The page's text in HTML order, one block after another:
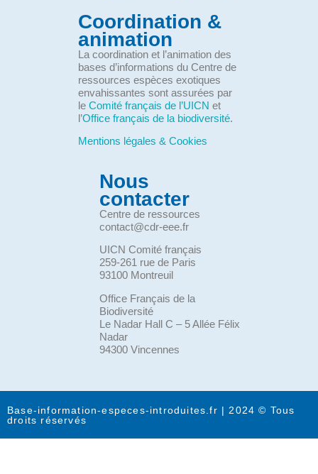
Coordination &
animation
La coordination et l’animation des
bases d’informations du Centre de
ressources espèces exotiques
envahissantes sont assurées par
le Comité français de l’UICN et
l’Office français de la biodiversité.
Mentions légales & Cookies
Nous
contacter
Centre de ressources
contact@cdr-eee.fr
UICN Comité français
259-261 rue de Paris
93100 Montreuil
Office Français de la
Biodiversité
Le Nadar Hall C – 5 Allée Félix
Nadar
94300 Vincennes
Base-information-especes-introduites.fr | 2024 © Tous
droits réservés